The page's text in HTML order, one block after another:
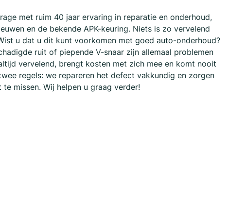
met ruim 40 jaar ervaring in reparatie en onderhoud,
en de bekende APK-keuring. Niets is zo vervelend
u dat u dit kunt voorkomen met goed auto-onderhoud?
ruit of piepende V-snaar zijn allemaal problemen
vervelend, brengt kosten met zich mee en komt nooit
regels: we repareren het defect vakkundig en zorgen
missen. Wij helpen u graag verder!